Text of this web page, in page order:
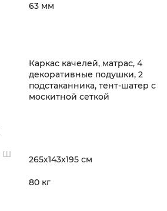
63 мм
Каркас качелей, матрас, 4
декоративные подушки, 2
подстаканника, тент-шатер с
москитной сеткой
Ш
265х143х195 см
80 кг